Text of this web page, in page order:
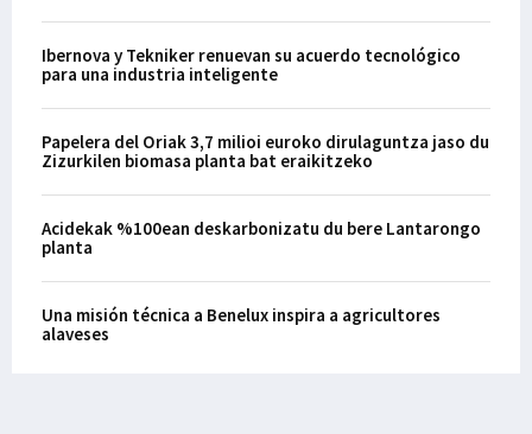
Ibernova y Tekniker renuevan su acuerdo tecnológico
para una industria inteligente
Papelera del Oriak 3,7 milioi euroko dirulaguntza jaso du
Zizurkilen biomasa planta bat eraikitzeko
Acidekak %100ean deskarbonizatu du bere Lantarongo
planta
Una misión técnica a Benelux inspira a agricultores
alaveses